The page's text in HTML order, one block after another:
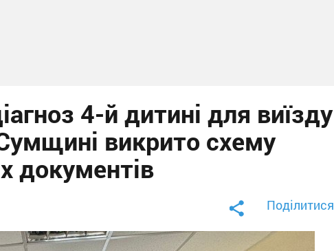
4-й дитині для виїзду
викрито схему
документів
Поділитися